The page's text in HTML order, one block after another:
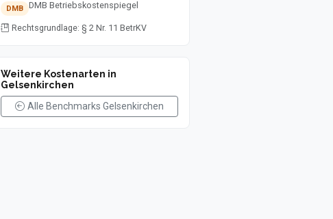
DMB DMB Betriebskostenspiegel
Rechtsgrundlage: § 2 Nr. 11 BetrKV
Weitere Kostenarten in
Gelsenkirchen
Alle Benchmarks Gelsenkirchen